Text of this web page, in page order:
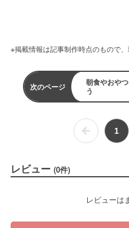
※掲載情報は記事制作時点のもので
次のページ
朝食やおや
う
1
レビュー (0件)
レビューは